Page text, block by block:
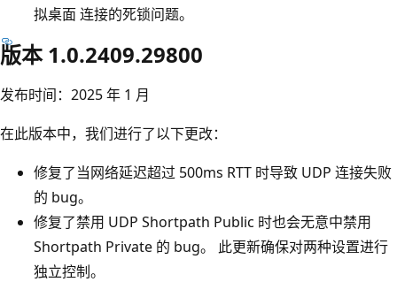
拟桌面 连接的死锁问题。
版本 1.0.2409.29800
发布时间：2025 年 1 月
在此版本中，我们进行了以下更改：
修复了当网络延迟超过 500ms RTT 时导致 UDP 连接失败
的 bug。
修复了禁用 UDP Shortpath Public 时也会无意中禁用
Shortpath Private 的 bug。 此更新确保对两种设置进行
独立控制。